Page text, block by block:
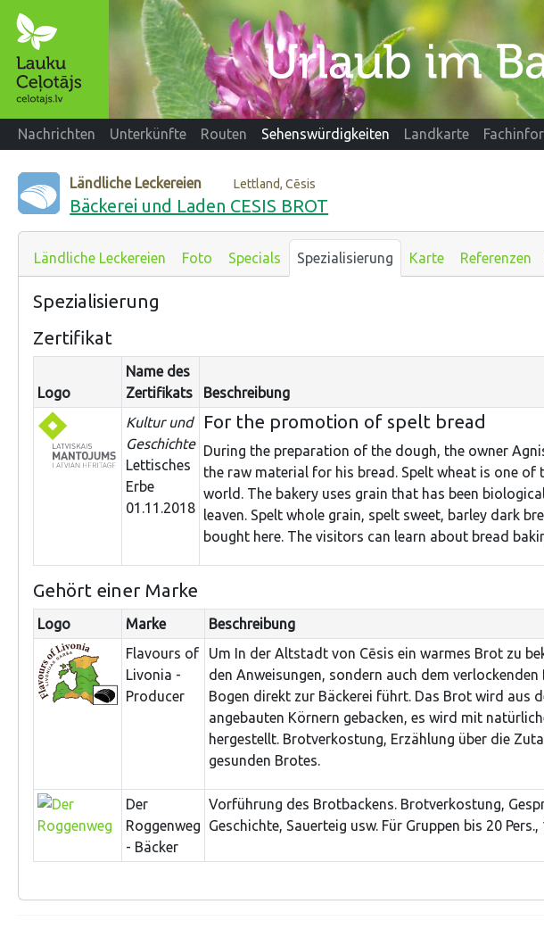
Nachrichten Unterkünfte Routen Sehenswürdigkeiten Landkarte
Ländliche Leckereien Lettland, Cēsis
Bäckerei und Laden CESIS BROT
Ländliche Leckereien Foto Specials Spezialisierung Karte Referenzen
Spezialisierung
Zertifikat
Logo
Name des
Zertifikats
Beschreibung
Kultur und
Geschichte
Lettisches
Erbe
01.11.2018
For the promotion of spelt bread
During the preparation of the dough, the owner
the raw material for his bread. Spelt wheat is one
world. The bakery uses grain that has been
leaven. Spelt whole grain, spelt sweet, barley dark
bought here. The visitors can learn about bread
Gehört einer Marke
Logo Marke
Beschreibung
Flavours of
Livonia -
Producer
Um In der Altstadt von Cēsis ein warmes Brot zu
den Anweisungen, sondern auch dem
Bogen direkt zur Bäckerei führt. Das Brot wird aus
angebauten Körnern gebacken, es wird mit
hergestellt. Brotverkostung, Erzählung über die
gesunden Brotes.
Der
Roggenweg
- Bäcker
Vorführung des Brotbackens. Brotverkostung,
Geschichte, Sauerteig usw. Für Gruppen bis 20 Pers.,